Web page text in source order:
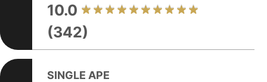
10.0
(342)
SINGLE APE